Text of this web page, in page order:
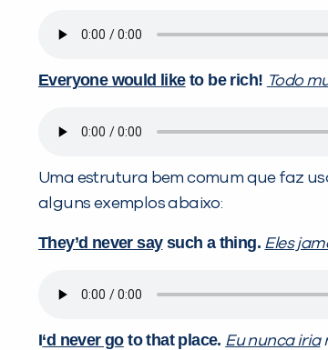
Everyone would liketo be rich! Todo
Uma estrutura bem comum que faz
alguns exemplos abaixo:
They’d never saysuch a thing. Eles
I‘d never goto that place. Eu nunca iria